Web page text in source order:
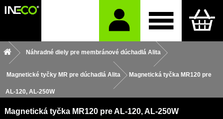
Náhradné diely pre membránové dúchadlá Alita
Magnetické tyčky MR pre dúchadlá Alita Magnetická tyčka MR120 pre
AL-120, AL-250W
Magnetická tyčka MR120 pre AL-120, AL-250W